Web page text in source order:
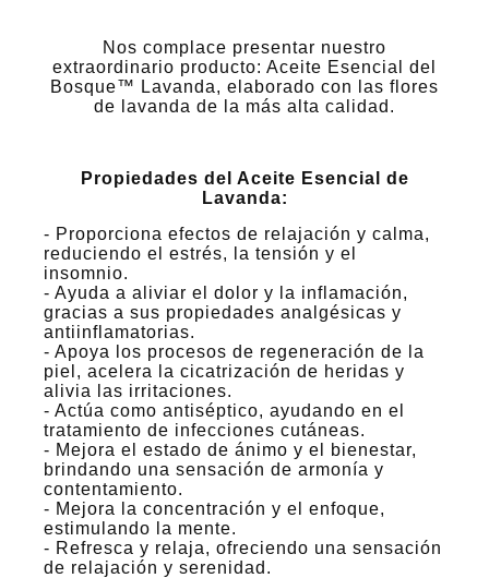
Nos complace presentar nuestro
extraordinario producto: Aceite Esencial del
Bosque™ Lavanda, elaborado con las flores
de lavanda de la más alta calidad.
Propiedades del Aceite Esencial de
Lavanda:
- Proporciona efectos de relajación y calma,
reduciendo el estrés, la tensión y el
insomnio.
- Ayuda a aliviar el dolor y la inflamación,
gracias a sus propiedades analgésicas y
antiinflamatorias.
- Apoya los procesos de regeneración de la
piel, acelera la cicatrización de heridas y
alivia las irritaciones.
- Actúa como antiséptico, ayudando en el
tratamiento de infecciones cutáneas.
- Mejora el estado de ánimo y el bienestar,
brindando una sensación de armonía y
contentamiento.
- Mejora la concentración y el enfoque,
estimulando la mente.
- Refresca y relaja, ofreciendo una sensación
de relajación y serenidad.